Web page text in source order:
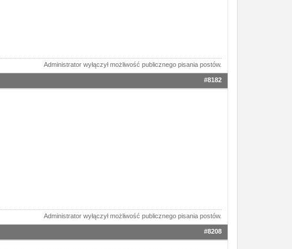
Administrator wyłączył możliwość publicznego pisania postów.
#8182
Administrator wyłączył możliwość publicznego pisania postów.
#8208